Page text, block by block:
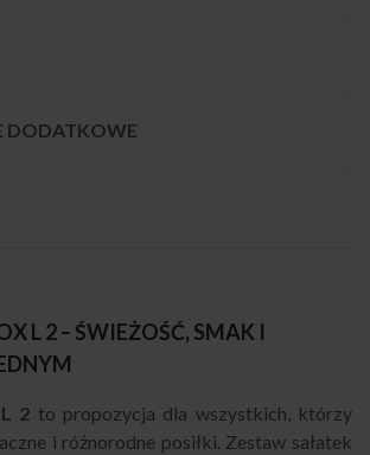
DODATKOWE
L 2 – ŚWIEŻOŚĆ, SMAK I
2 to propozycja dla wszystkich, którzy
i różnorodne posiłki. Zestaw sałatek